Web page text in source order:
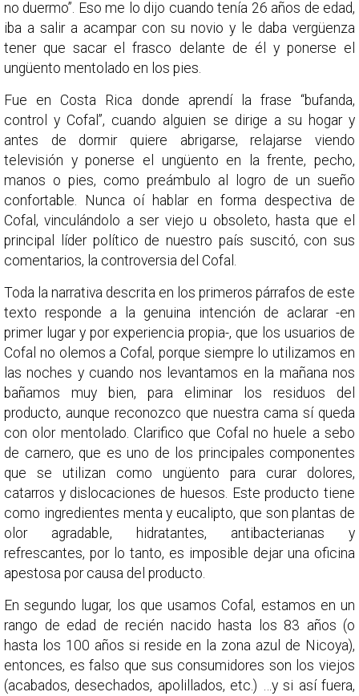
no duermo”. Eso me lo dijo cuando tenía 26 años de edad,
iba a salir a acampar con su novio y le daba vergüenza
tener que sacar el frasco delante de él y ponerse el
ungüento mentolado en los pies.
Fue en Costa Rica donde aprendí la frase “bufanda,
control y Cofal”, cuando alguien se dirige a su hogar y
antes de dormir quiere abrigarse, relajarse viendo
televisión y ponerse el ungüento en la frente, pecho,
manos o pies, como preámbulo al logro de un sueño
confortable. Nunca oí hablar en forma despectiva de
Cofal, vinculándolo a ser viejo u obsoleto, hasta que el
principal líder político de nuestro país suscitó, con sus
comentarios, la controversia del Cofal.
Toda la narrativa descrita en los primeros párrafos de este
texto responde a la genuina intención de aclarar -en
primer lugar y por experiencia propia-, que los usuarios de
Cofal no olemos a Cofal, porque siempre lo utilizamos en
las noches y cuando nos levantamos en la mañana nos
bañamos muy bien, para eliminar los residuos del
producto, aunque reconozco que nuestra cama sí queda
con olor mentolado. Clarifico que Cofal no huele a sebo
de carnero, que es uno de los principales componentes
que se utilizan como ungüento para curar dolores,
catarros y dislocaciones de huesos. Este producto tiene
como ingredientes menta y eucalipto, que son plantas de
olor agradable, hidratantes, antibacterianas y
refrescantes, por lo tanto, es imposible dejar una oficina
apestosa por causa del producto.
En segundo lugar, los que usamos Cofal, estamos en un
rango de edad de recién nacido hasta los 83 años (o
hasta los 100 años si reside en la zona azul de Nicoya),
entonces, es falso que sus consumidores son los viejos
(acabados, desechados, apolillados, etc.) …y si así fuera,